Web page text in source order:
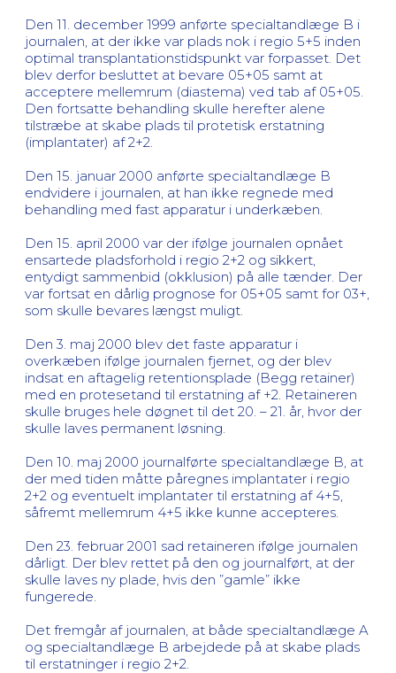
Den 11. december 1999 anførte specialtandlæge B i
journalen, at der ikke var plads nok i regio 5+5 inden
optimal transplantationstidspunkt var forpasset. Det
blev derfor besluttet at bevare 05+05 samt at
acceptere mellemrum (diastema) ved tab af 05+05.
Den fortsatte behandling skulle herefter alene
tilstræbe at skabe plads til protetisk erstatning
(implantater) af 2+2.
Den 15. januar 2000 anførte specialtandlæge B
endvidere i journalen, at han ikke regnede med
behandling med fast apparatur i underkæben.
Den 15. april 2000 var der ifølge journalen opnået
ensartede pladsforhold i regio 2+2 og sikkert,
entydigt sammenbid (okklusion) på alle tænder. Der
var fortsat en dårlig prognose for 05+05 samt for 03+,
som skulle bevares længst muligt.
Den 3. maj 2000 blev det faste apparatur i
overkæben ifølge journalen fjernet, og der blev
indsat en aftagelig retentionsplade (Begg retainer)
med en protesetand til erstatning af +2. Retaineren
skulle bruges hele døgnet til det 20. – 21. år, hvor der
skulle laves permanent løsning.
Den 10. maj 2000 journalførte specialtandlæge B, at
der med tiden måtte påregnes implantater i regio
2+2 og eventuelt implantater til erstatning af 4+5,
såfremt mellemrum 4+5 ikke kunne accepteres.
Den 23. februar 2001 sad retaineren ifølge journalen
dårligt. Der blev rettet på den og journalført, at der
skulle laves ny plade, hvis den ”gamle” ikke
fungerede.
Det fremgår af journalen, at både specialtandlæge A
og specialtandlæge B arbejdede på at skabe plads
til erstatninger i regio 2+2.